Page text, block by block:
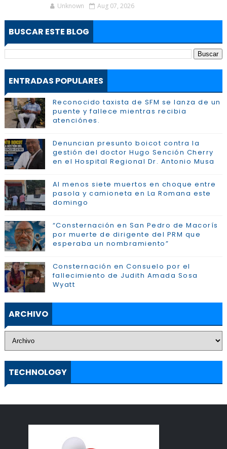
Unknown Aug 07, 2026
BUSCAR ESTE BLOG
ENTRADAS POPULARES
Reconocido taxista de SFM se lanza de un
puente y fallece mientras recibia
atenciónes.
Denuncian presunto boicot contra la
gestión del doctor Hugo Sención Cherry
en el Hospital Regional Dr. Antonio Musa
Al menos siete muertos en choque entre
pasola y camioneta en La Romana este
domingo
“Consternación en San Pedro de Macorís
por muerte de dirigente del PRM que
esperaba un nombramiento”
Consternación en Consuelo por el
fallecimiento de Judith Amada Sosa
Wyatt
ARCHIVO
TECHNOLOGY